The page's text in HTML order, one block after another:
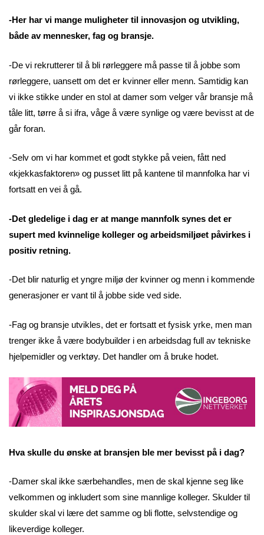
-Her har vi mange muligheter til innovasjon og utvikling,
både av mennesker, fag og bransje.
-De vi rekrutterer til å bli rørleggere må passe til å jobbe som
rørleggere, uansett om det er kvinner eller menn. Samtidig kan
vi ikke stikke under en stol at damer som velger vår bransje må
tåle litt, tørre å si ifra, våge å være synlige og være bevisst at de
går foran.
-Selv om vi har kommet et godt stykke på veien, fått ned
«kjekkasfaktoren» og pusset litt på kantene til mannfolka har vi
fortsatt en vei å gå.
-Det gledelige i dag er at mange mannfolk synes det er
supert med kvinnelige kolleger og arbeidsmiljøet påvirkes i
positiv retning.
-Det blir naturlig et yngre miljø der kvinner og menn i kommende
generasjoner er vant til å jobbe side ved side.
-Fag og bransje utvikles, det er fortsatt et fysisk yrke, men man
trenger ikke å være bodybuilder i en arbeidsdag full av tekniske
hjelpemidler og verktøy. Det handler om å bruke hodet.
Hva skulle du ønske at bransjen ble mer bevisst på i dag?
-Damer skal ikke særbehandles, men de skal kjenne seg like
velkommen og inkludert som sine mannlige kolleger. Skulder til
skulder skal vi lære det samme og bli flotte, selvstendige og
likeverdige kolleger.